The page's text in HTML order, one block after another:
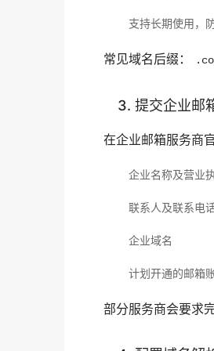
支持长期使用，
常见域名后缀：
3. 提交企业邮
在企业邮箱服务商
企业名称及营业
联系人及联系电
企业域名
计划开通的邮箱
部分服务商会要求